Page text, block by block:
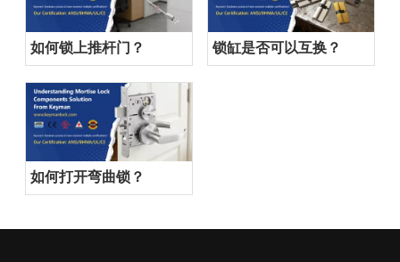
如何锁上推杆门？ 锁缸是否可以互换？
如何打开弯曲锁？